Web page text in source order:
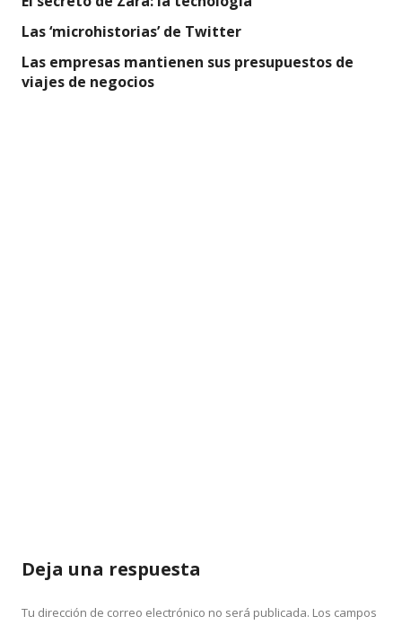
Las ‘microhistorias’ de Twitter
Las empresas mantienen sus presupuestos de
viajes de negocios
Deja una respuesta
Tu dirección de correo electrónico no será publicada. Los campos